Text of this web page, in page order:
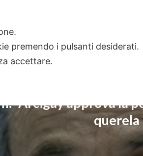
“Arcigay approva la
querela
premendo i pulsanti desiderati.
accettare.